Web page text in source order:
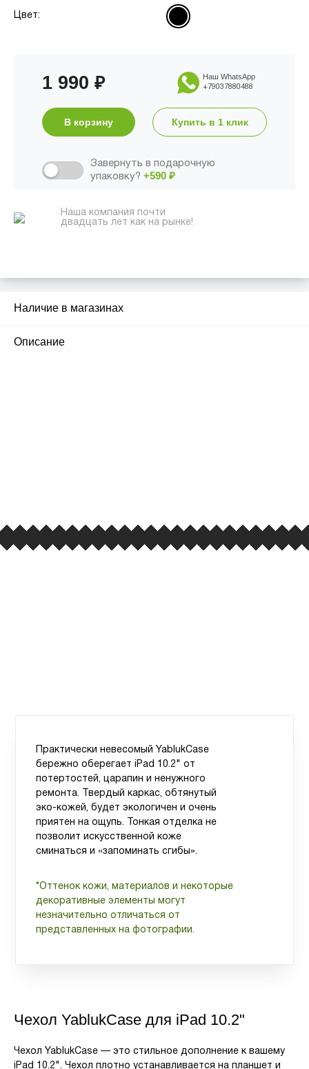
Цвет:
1 990 ₽ Наш WhatsApp
+79037880488
В корзину Купить в 1 клик
Завернуть в подарочную
упаковку? +590 ₽
Наша компания почти
двадцать лет как на рынке!
Наличие в магазинах
Описание
Практически невесомый YablukCase
бережно оберегает iPad 10.2" от
потертостей, царапин и ненужного
ремонта. Твердый каркас, обтянутый
эко-кожей, будет экологичен и очень
приятен на ощупь. Тонкая отделка не
позволит искусственной коже
сминаться и «запоминать сгибы».
*Оттенок кожи, материалов и некоторые
декоративные элементы могут
незначительно отличаться от
представленных на фотографии.
Чехол YablukCase для iPad 10.2"
Чехол YablukCase — это стильное дополнение к вашему
iPad 10.2". Чехол плотно устанавливается на планшет и